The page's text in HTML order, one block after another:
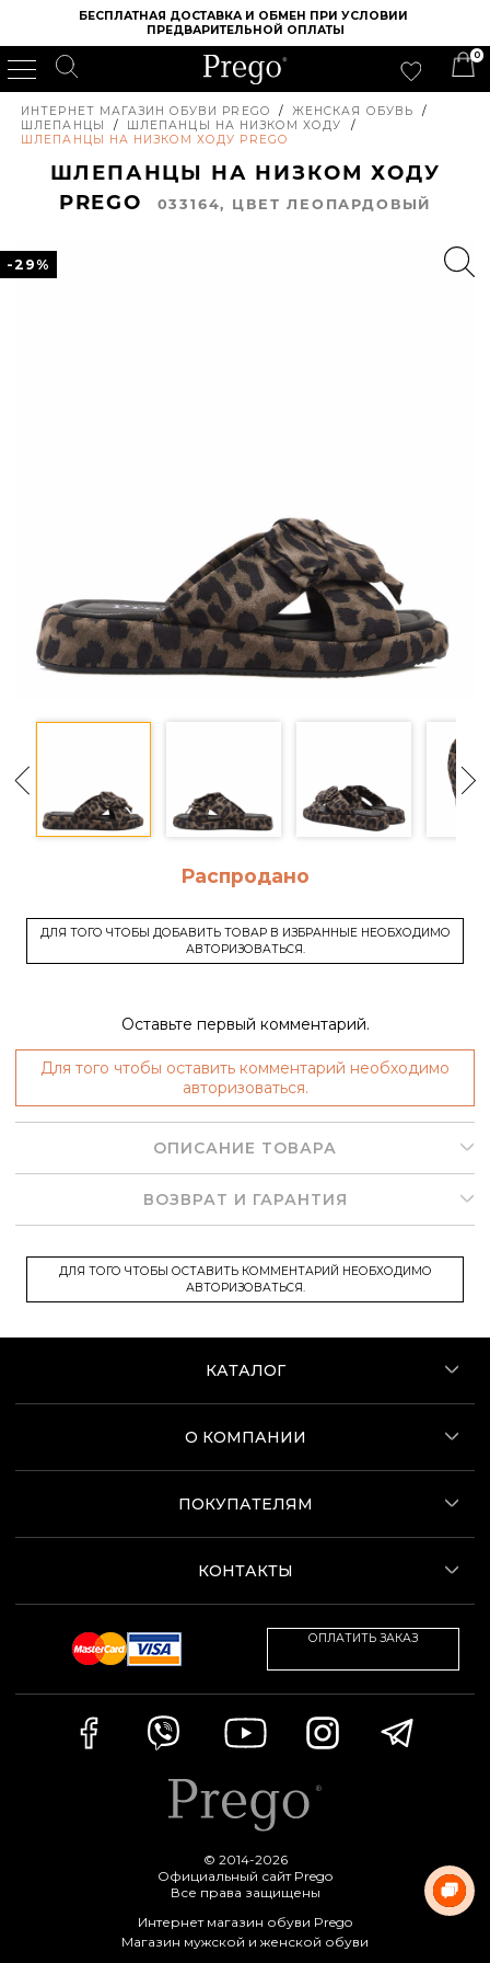
БЕСПЛАТНАЯ ДОСТАВКА И ОБМЕН ПРИ УСЛОВИИ
ПРЕДВАРИТЕЛЬНОЙ ОПЛАТЫ
0
ИНТЕРНЕТ МАГАЗИН ОБУВИ PREGO / ЖЕНСКАЯ ОБУВЬ
/
ШЛЕПАНЦЫ
/ ШЛЕПАНЦЫ НА НИЗКОМ ХОДУ
/
ШЛЕПАНЦЫ НА НИЗКОМ ХОДУ PREGO
ШЛЕПАНЦЫ НА НИЗКОМ ХОДУ
PREGO
033164, ЦВЕТ ЛЕОПАРДОВЫЙ
-29%
Распродано
ДЛЯ ТОГО ЧТОБЫ ДОБАВИТЬ ТОВАР В ИЗБРАННЫЕ НЕОБХОДИМО
АВТОРИЗОВАТЬСЯ.
Оставьте первый комментарий.
Для того чтобы оставить комментарий необходимо
авторизоваться.
ОПИСАНИЕ ТОВАРА
ВОЗВРАТ И ГАРАНТИЯ
ДЛЯ ТОГО ЧТОБЫ ОСТАВИТЬ КОММЕНТАРИЙ НЕОБХОДИМО
АВТОРИЗОВАТЬСЯ.
КАТАЛОГ
О КОМПАНИИ
ПОКУПАТЕЛЯМ
КОНТАКТЫ
ОПЛАТИТЬ ЗАКАЗ
© 2014-2026
Официальный сайт Prego
Все права защищены
Интернет магазин обуви Prego
Магазин мужской и женской обуви